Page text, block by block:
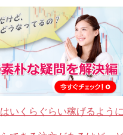
いくらぐらい稼げるよう